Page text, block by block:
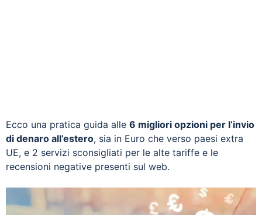
Ecco una pratica guida alle 6 migliori opzioni per l’invio
di denaro all’estero, sia in Euro che verso paesi extra
UE, e 2 servizi sconsigliati per le alte tariffe e le
recensioni negative presenti sul web.